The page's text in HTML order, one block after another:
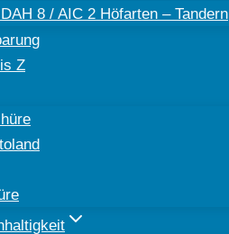
8 / AIC 2 Höfarten – Tandern
Z